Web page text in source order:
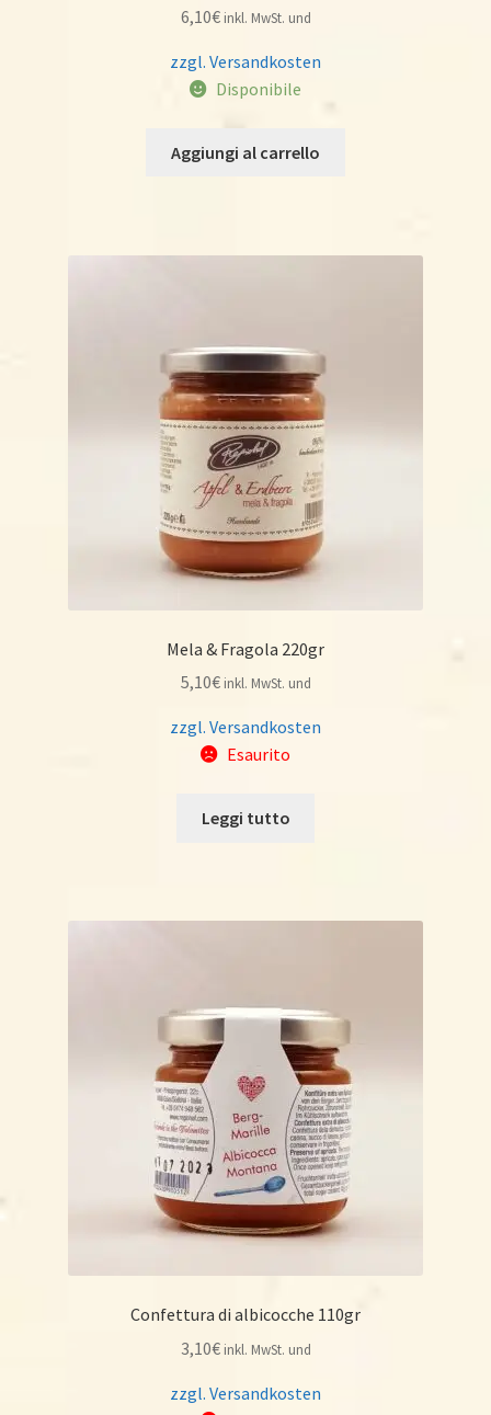
6,10€ inkl. MwSt. und
zzgl. Versandkosten
Disponibile
Aggiungi al carrello
Mela & Fragola 220gr
5,10€ inkl. MwSt. und
zzgl. Versandkosten
Esaurito
Leggi tutto
Confettura di albicocche 110gr
3,10€ inkl. MwSt. und
zzgl. Versandkosten